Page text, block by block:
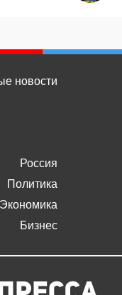
новости
Россия
Политика
Экономика
Бизнес